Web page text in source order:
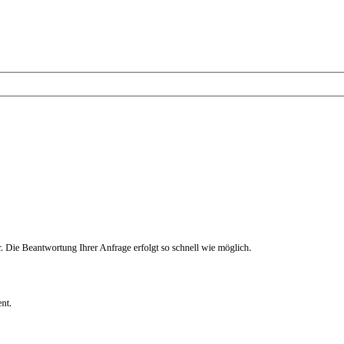
Die Beantwortung Ihrer Anfrage erfolgt so schnell wie möglich.